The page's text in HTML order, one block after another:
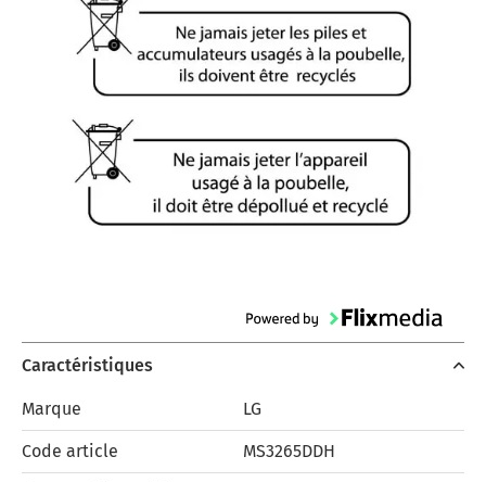
Caractéristiques
Marque LG
Code article MS3265DDH